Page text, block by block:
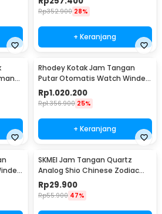
Rp352.900 28%
+ Keranjang
Rhodey Kotak Jam Tangan
Putar Otomatis Watch Winder
LED 4 Slot - SKW164-B
Rp1.020.200
Rp1.356.900 25%
+ Keranjang
SKMEI Jam Tangan Quartz
Analog Shio Chinese Zodiac
Waterproof 30M Babi - 2327
Rp29.900
Rp55.900 47%